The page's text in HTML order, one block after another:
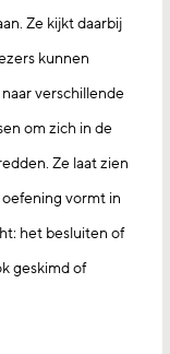
Ze kijkt daarbij
kunnen
verschillende
om zich in de
Ze laat zien
vormt in
het besluiten of
geskimd of